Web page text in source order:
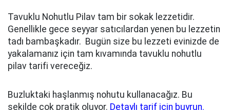
Tavuklu Nohutlu Pilav tam bir sokak lezzetidir.
Genellikle gece seyyar satıcılardan yenen bu lezzetin
tadı bambaşkadır. Bugün size bu lezzeti evinizde de
yakalamanız için tam kıvamında tavuklu nohutlu
pilav tarifi vereceğiz.
Buzluktaki haşlanmış nohutu kullanacağız. Bu
şekilde çok pratik oluyor. Detaylı tarif için buyrun.